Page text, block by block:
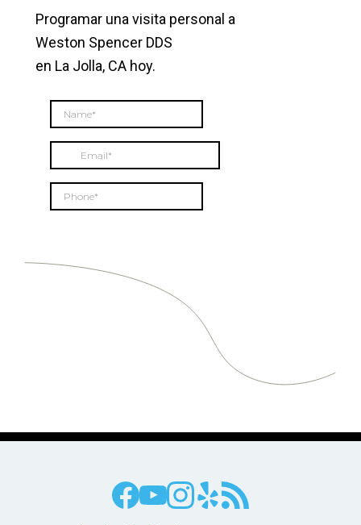
Programar una visita personal a
Weston Spencer DDS
en La Jolla, CA hoy.